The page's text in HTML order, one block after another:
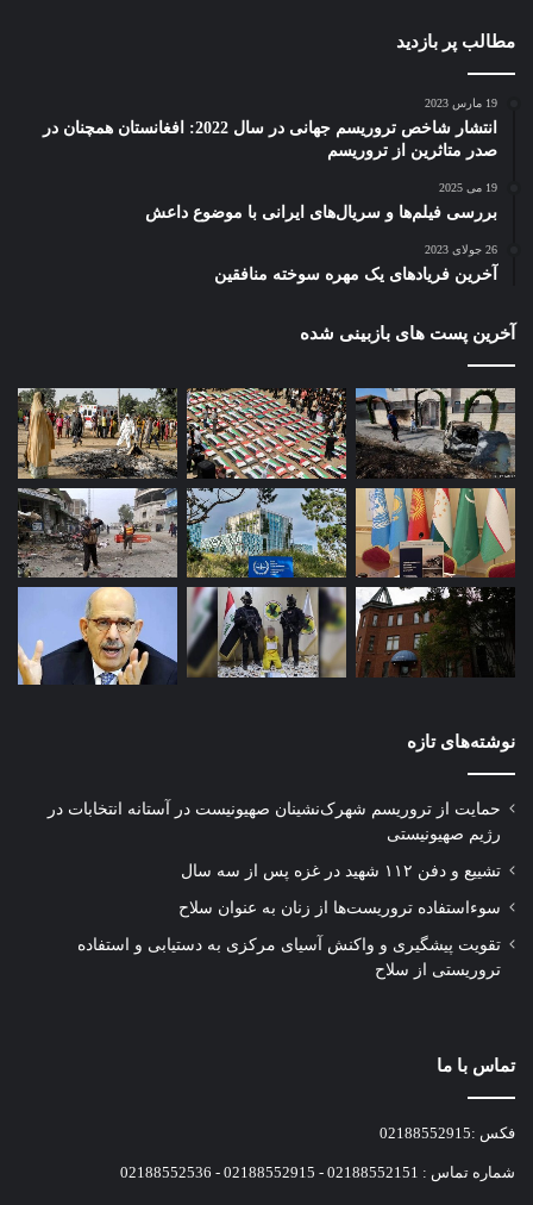
مطالب پر بازدید
19 مارس 2023
انتشار شاخص تروریسم جهانی در سال 2022: افغانستان همچنان در
صدر متاثرین از تروریسم
19 می 2025
بررسی فیلم‌ها و سریال‌های ایرانی با موضوع داعش
26 جولای 2023
آخرین فریادهای یک مهره سوخته منافقین
آخرین پست های بازبینی شده
نوشته‌های تازه
حمایت از تروریسم شهرک‌نشینان صهیونیست در آستانه انتخابات در
رژیم صهیونیستی
تشییع و دفن ۱۱۲ شهید در غزه پس از سه سال
سوءاستفاده تروریست‌ها از زنان به عنوان سلاح
تقویت پیشگیری و واکنش آسیای مرکزی به دستیابی و استفاده
تروریستی از سلاح
تماس با ما
فکس :02188552915
شماره تماس : 02188552151 - 02188552915 - 02188552536